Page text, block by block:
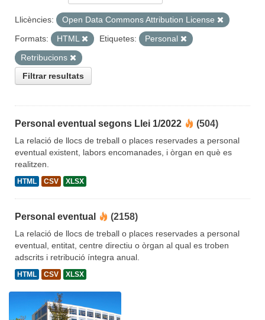
Llicències:
Open Data Commons Attribution License
Formats:
HTML Etiquetes:
Personal
Retribucions
Filtrar resultats
Personal eventual segons Llei 1/2022 (504)
La relació de llocs de treball o places reservades a personal
eventual existent, labors encomanades, i òrgan en què es
realitzen.
HTML CSV XLSX
Personal eventual (2158)
La relació de llocs de treball o places reservades a personal
eventual, entitat, centre directiu o òrgan al qual es troben
adscrits i retribució íntegra anual.
HTML CSV XLSX